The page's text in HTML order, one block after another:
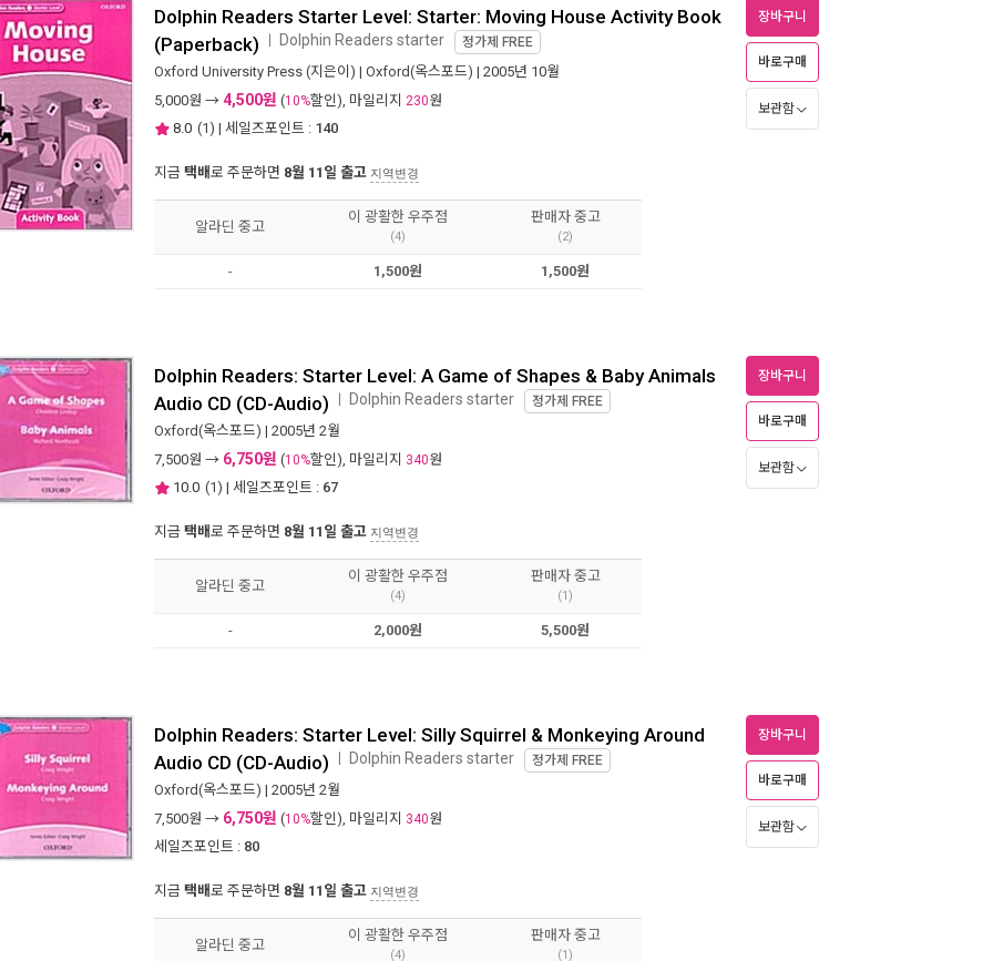
Dolphin Readers Starter Level: Starter: Moving House Activity Book
(Paperback) Dolphin Readers starter 정가제 FREE
Oxford University Press (지은이) | Oxford(옥스포드) | 2005년 10월
5,000원 → 4,500원 (10%할인), 마일리지 230원
8.0 (1) | 세일즈포인트 : 140
지금 택배로 주문하면 8월 11일 출고 지역변경
장바구니
바로구매
보관함
알라딘 중고
이 광활한 우주점
(4)
판매자 중고
(2)
- 1,500원 1,500원
Dolphin Readers: Starter Level: A Game of Shapes & Baby Animals
Audio CD (CD-Audio) Dolphin Readers starter 정가제 FREE
Oxford(옥스포드) | 2005년 2월
7,500원 → 6,750원 (10%할인), 마일리지 340원
10.0 (1) | 세일즈포인트 : 67
지금 택배로 주문하면 8월 11일 출고 지역변경
장바구니
바로구매
보관함
알라딘 중고
이 광활한 우주점
(4)
판매자 중고
(1)
- 2,000원 5,500원
Dolphin Readers: Starter Level: Silly Squirrel & Monkeying Around
Audio CD (CD-Audio) Dolphin Readers starter 정가제 FREE
Oxford(옥스포드) | 2005년 2월
7,500원 → 6,750원 (10%할인), 마일리지 340원
세일즈포인트 : 80
지금 택배로 주문하면 8월 11일 출고 지역변경
장바구니
바로구매
보관함
알라딘 중고
이 광활한 우주점
(4)
판매자 중고
(1)